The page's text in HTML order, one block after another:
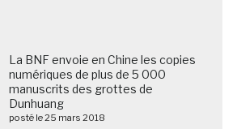
La BNF envoie en Chine les copies
numériques de plus de 5 000
manuscrits des grottes de
Dunhuang
posté le 25 mars 2018